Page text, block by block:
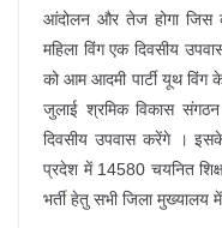
आंदोलन और तेज होगा जिस
महिला विंग एक दिवसीय
को आम आदमी पार्टी यूथ विंग
जुलाई श्रमिक विकास
दिवसीय उपवास करेंगे ।
प्रदेश में 14580 चयनित
भर्ती हेतु सभी जिला मुख्यालय